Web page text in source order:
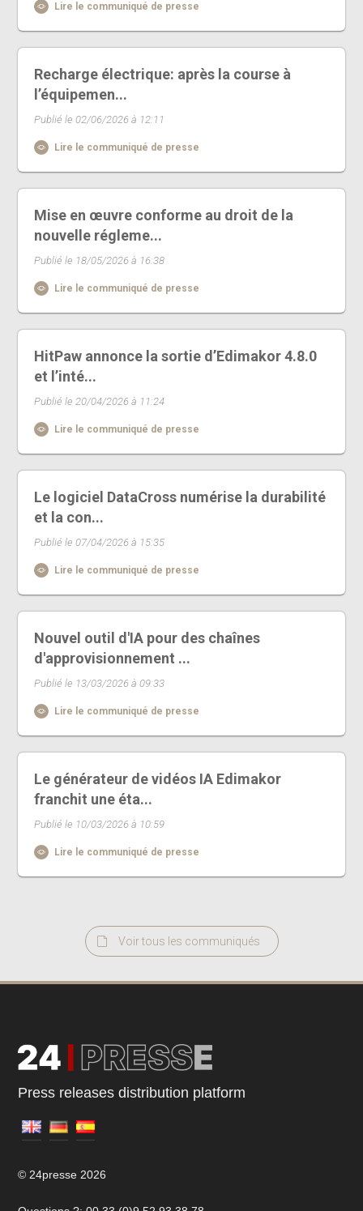
Lire le communiqué de presse
Recharge électrique: après la course à
l’équipemen...
Publié le 02/06/2026 à 12:11
Lire le communiqué de presse
Mise en œuvre conforme au droit de la
nouvelle régleme...
Publié le 18/05/2026 à 16:38
Lire le communiqué de presse
HitPaw annonce la sortie d’Edimakor 4.8.0
et l’inté...
Publié le 20/04/2026 à 11:24
Lire le communiqué de presse
Le logiciel DataCross numérise la durabilité
et la con...
Publié le 07/04/2026 à 15:35
Lire le communiqué de presse
Nouvel outil d'IA pour des chaînes
d'approvisionnement ...
Publié le 13/03/2026 à 09:33
Lire le communiqué de presse
Le générateur de vidéos IA Edimakor
franchit une éta...
Publié le 10/03/2026 à 10:59
Lire le communiqué de presse
Voir tous les communiqués
Press releases distribution platform
© 24presse 2026